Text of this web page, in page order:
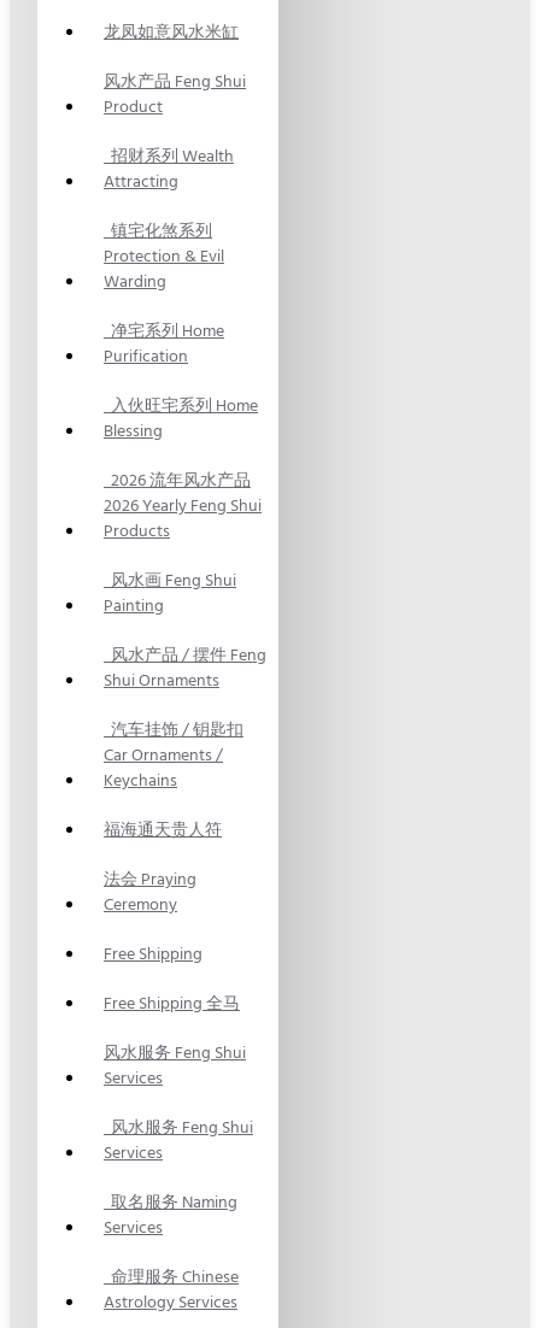
龙凤如意风水米缸
风水产品 Feng Shui
Product
招财系列 Wealth
Attracting
镇宅化煞系列
Protection & Evil
Warding
净宅系列 Home
Purification
入伙旺宅系列 Home
Blessing
2026 流年风水产品
2026 Yearly Feng Shui
Products
风水画 Feng Shui
Painting
风水产品 / 摆件 Feng
Shui Ornaments
汽车挂饰 / 钥匙扣
Car Ornaments /
Keychains
福海通天贵人符
法会 Praying
Ceremony
Free Shipping
Free Shipping 全马
风水服务 Feng Shui
Services
风水服务 Feng Shui
Services
取名服务 Naming
Services
命理服务 Chinese
Astrology Services